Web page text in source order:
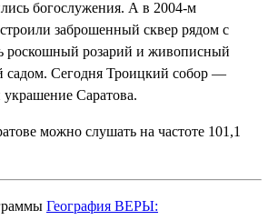
богослужения. А в 2004-м
заброшенный сквер рядом с
роскошный розарий и живописный
садом. Сегодня Троицкий собор —
Саратова.
можно слушать на частоте 101,1
География ВЕРЫ: